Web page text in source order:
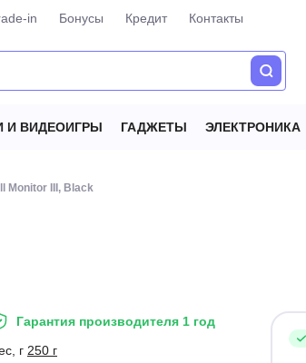
in Бонусы Кредит Контакты
И ВИДЕОИГРЫ ГАДЖЕТЫ ЭЛЕКТРОНИКА
Monitor III, Black
Гарантия производителя 1 год
г 250 г